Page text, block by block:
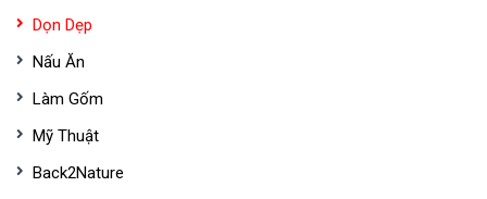
Dọn Dẹp
Nấu Ăn
Làm Gốm
Mỹ Thuật
Back2Nature